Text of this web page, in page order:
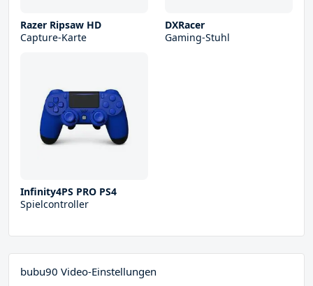
Razer Ripsaw HD
Capture-Karte
DXRacer
Gaming-Stuhl
Infinity4PS PRO PS4
Spielcontroller
bubu90 Video-Einstellungen